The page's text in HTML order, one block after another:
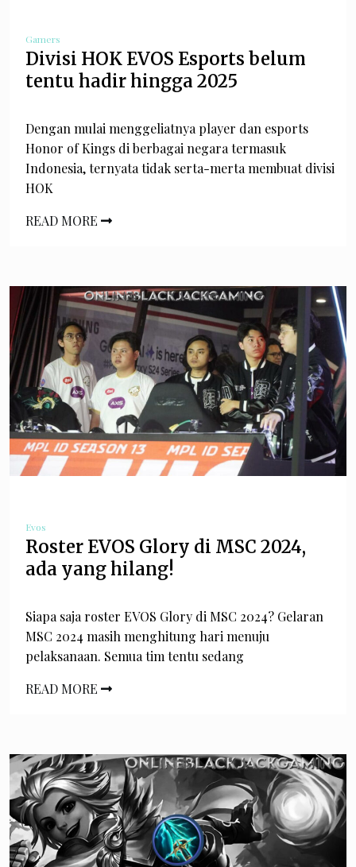
Gamers
Divisi HOK EVOS Esports belum
tentu hadir hingga 2025
Dengan mulai menggeliatnya player dan esports
Honor of Kings di berbagai negara termasuk
Indonesia, ternyata tidak serta-merta membuat divisi
HOK
READ MORE
Evos
Roster EVOS Glory di MSC 2024,
ada yang hilang!
Siapa saja roster EVOS Glory di MSC 2024? Gelaran
MSC 2024 masih menghitung hari menuju
pelaksanaan. Semua tim tentu sedang
READ MORE